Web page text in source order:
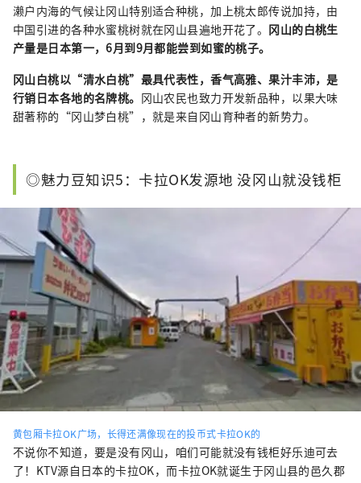
濑户内海的气候让冈山特别适合种桃，加上桃太郎传说加持，由
中国引进的各种水蜜桃树就在冈山县遍地开花了。 冈山的白桃生
产量是日本第一，6月到9月都能尝到如蜜的桃子。
冈山白桃以“清水白桃”最具代表性，香气高雅、果汁丰沛，是
行销日本各地的名牌桃。 冈山农民也致力开发新品种，以果大味
甜著称的“冈山梦白桃”，就是来自冈山育种者的新势力。
◎魅力豆知识5：卡拉OK发源地 没冈山就没钱柜
黄包厢卡拉OK广场，长得还满像现在的投币式卡拉OK的
不说你不知道，要是没有冈山，咱们可能就没有钱柜好乐迪可去
了！KTV源自日本的卡拉OK，而卡拉OK就诞生于冈山县的邑久郡